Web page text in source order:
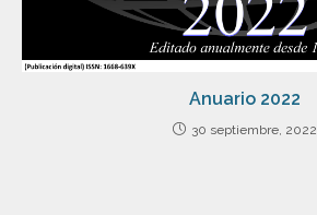
Anuario 2022
30 septiembre, 2022